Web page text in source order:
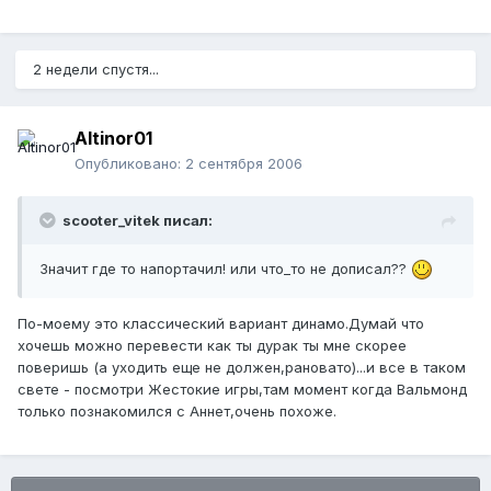
2 недели спустя...
Altinor01
Опубликовано: 2 сентября 2006
scooter_vitek писал:
Значит где то напортачил! или что_то не дописал??
По-моему это классический вариант динамо.Думай что
хочешь можно перевести как ты дурак ты мне скорее
поверишь (а уходить еще не должен,рановато)...и все в таком
свете - посмотри Жестокие игры,там момент когда Вальмонд
только познакомился с Аннет,очень похоже.